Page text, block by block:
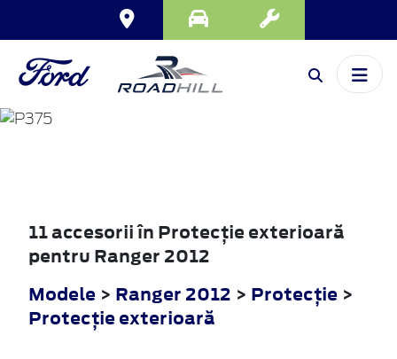
RANGER
11 accesorii în Protecţie exterioară
pentru Ranger 2012
Modele > Ranger 2012 > Protecţie >
Protecţie exterioară